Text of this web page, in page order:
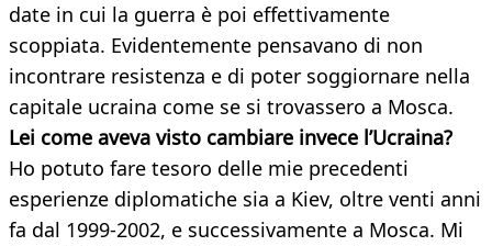
date in cui la guerra è poi effettivamente
scoppiata. Evidentemente pensavano di non
incontrare resistenza e di poter soggiornare nella
capitale ucraina come se si trovassero a Mosca.
Lei come aveva visto cambiare invece l’Ucraina?
Ho potuto fare tesoro delle mie precedenti
esperienze diplomatiche sia a Kiev, oltre venti anni
fa dal 1999-2002, e successivamente a Mosca. Mi